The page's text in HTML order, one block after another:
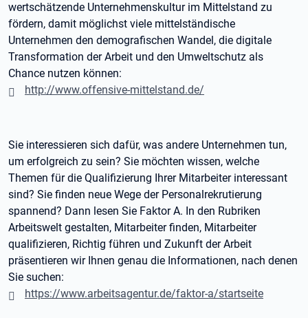
wertschätzende Unternehmenskultur im Mittelstand zu
fördern, damit möglichst viele mittelständische
Unternehmen den demografischen Wandel, die digitale
Transformation der Arbeit und den Umweltschutz als
Chance nutzen können:
http://www.offensive-mittelstand.de/
Sie interessieren sich dafür, was andere Unternehmen tun,
um erfolgreich zu sein? Sie möchten wissen, welche
Themen für die Qualifizierung Ihrer Mitarbeiter interessant
sind? Sie finden neue Wege der Personalrekrutierung
spannend? Dann lesen Sie Faktor A. In den Rubriken
Arbeitswelt gestalten, Mitarbeiter finden, Mitarbeiter
qualifizieren, Richtig führen und Zukunft der Arbeit
präsentieren wir Ihnen genau die Informationen, nach denen
Sie suchen:
https://www.arbeitsagentur.de/faktor-a/startseite